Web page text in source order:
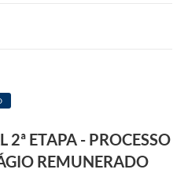
2ª ETAPA - PROCESSO
REMUNERADO